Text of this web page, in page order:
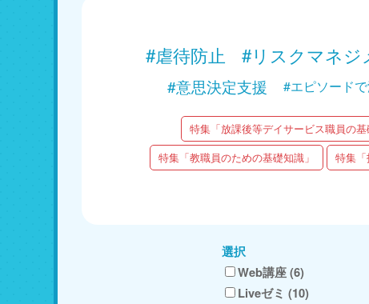
#虐待防止 #リスクマネジ
#意思決定支援
#エピソード
特集「放課後等デイサービス職員の基
特集「教職員のための基礎知識」
特集「
選択
Web講座 (6)
Liveゼミ (10)